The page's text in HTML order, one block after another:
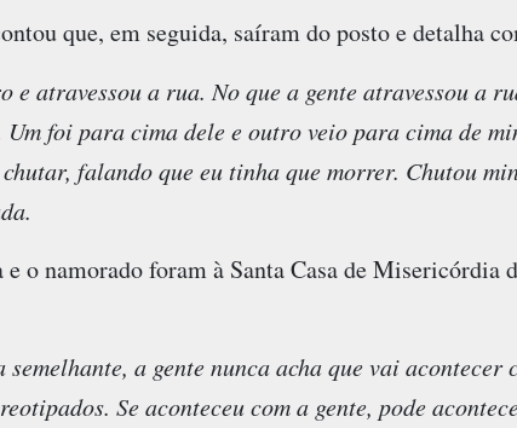
que, em seguida, saíram do posto e detalha
e atravessou a rua. No que a gente atravessou a
foi para cima dele e outro veio para cima de
falando que eu tinha que morrer. Chutou
o namorado foram à Santa Casa de Misericórdia
a gente nunca acha que vai acontecer
Se aconteceu com a gente, pode